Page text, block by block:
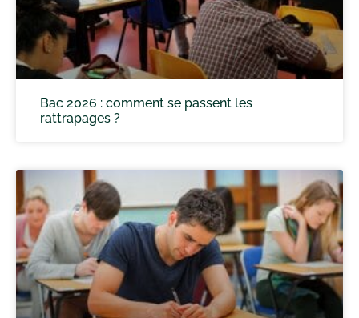
Bac 2026 : comment se passent les
rattrapages ?